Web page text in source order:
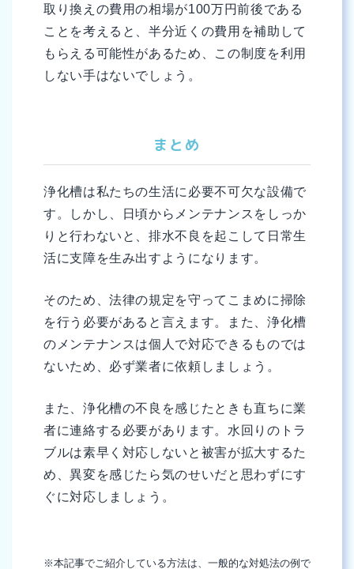
取り換えの費用の相場が100万円前後である
ことを考えると、半分近くの費用を補助して
もらえる可能性があるため、この制度を利用
しない手はないでしょう。
まとめ
浄化槽は私たちの生活に必要不可欠な設備で
す。しかし、日頃からメンテナンスをしっか
りと行わないと、排水不良を起こして日常生
活に支障を生み出すようになります。
そのため、法律の規定を守ってこまめに掃除
を行う必要があると言えます。また、浄化槽
のメンテナンスは個人で対応できるものでは
ないため、必ず業者に依頼しましょう。
また、浄化槽の不良を感じたときも直ちに業
者に連絡する必要があります。水回りのトラ
ブルは素早く対応しないと被害が拡大するた
め、異変を感じたら気のせいだと思わずにす
ぐに対応しましょう。
※本記事でご紹介している方法は、一般的な対処法の例で